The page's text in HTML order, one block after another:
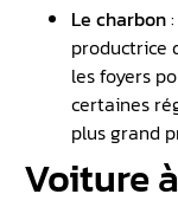
Le charbon
productrice
les foyers
certaines
plus grand
Voiture